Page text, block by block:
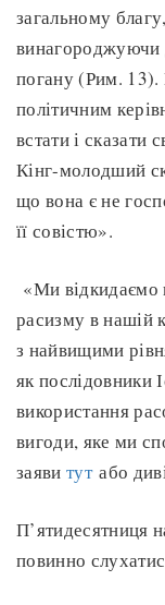
загальному
винагороджуючи
погану (Рим. 13).
політичним
встати і
Кінг-молодший
що вона є не
її совістю».
«Ми відкидаємо
расизму в нашій
з найвищими
як послідовники
використання
вигоди, яке ми
заявитутабо
П’ятидесятниця
повинно